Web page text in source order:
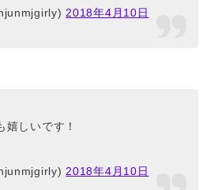
2018年4月10日
嬉しいです！
2018年4月10日